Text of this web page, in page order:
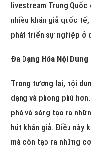
livestream Trung
nhiều khán giả quốc
phát triển sự nghiệp ở
Đa Dạng Hóa Nội Dung
Trong tương lai, nội
dạng và phong phú
phá và sáng tạo ra
hút khán giả. Điều này
mà còn tạo ra những